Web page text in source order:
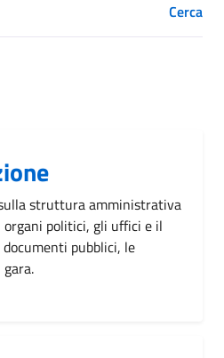
Cerca
struttura amministrativa
organi politici, gli uffici e il
pubblici, le